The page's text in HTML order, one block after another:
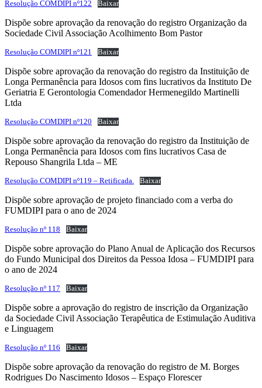
Resolução COMDIPI nº122 Baixar
Dispõe sobre aprovação da renovação do registro Organização da
Sociedade Civil Associação Acolhimento Bom Pastor
Resolução COMDIPI nº121 Baixar
Dispõe sobre aprovação da renovação do registro da Instituição de
Longa Permanência para Idosos com fins lucrativos da Instituto De
Geriatria E Gerontologia Comendador Hermenegildo Martinelli
Ltda
Resolução COMDIPI nº120 Baixar
Dispõe sobre aprovação da renovação do registro da Instituição de
Longa Permanência para Idosos com fins lucrativos Casa de
Repouso Shangrila Ltda – ME
Resolução COMDIPI nº119 – Retificada. Baixar
Dispõe sobre aprovação de projeto financiado com a verba do
FUMDIPI para o ano de 2024
Resolução nº 118 Baixar
Dispõe sobre aprovação do Plano Anual de Aplicação dos Recursos
do Fundo Municipal dos Direitos da Pessoa Idosa – FUMDIPI para
o ano de 2024
Resolução nº 117 Baixar
Dispõe sobre a aprovação do registro de inscrição da Organização
da Sociedade Civil Associação Terapêutica de Estimulação Auditiva
e Linguagem
Resolução nº 116 Baixar
Dispõe sobre aprovação da renovação do registro de M. Borges
Rodrigues Do Nascimento Idosos – Espaço Florescer